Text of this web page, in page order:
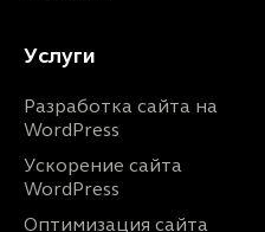
Услуги
Разработка сайта на
WordPress
Ускорение сайта
WordPress
Оптимизация сайта